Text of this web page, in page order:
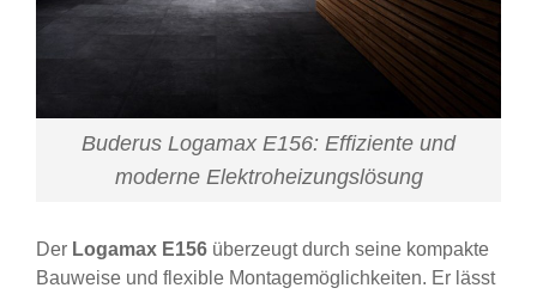
Buderus Logamax E156: Effiziente und
moderne Elektroheizungslösung
Der Logamax E156 überzeugt durch seine kompakte
Bauweise und flexible Montagemöglichkeiten. Er lässt